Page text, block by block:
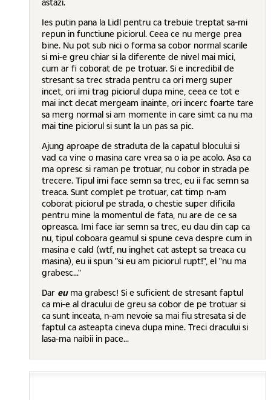
Ies putin pana la Lidl pentru ca trebuie treptat sa-mi
repun in functiune piciorul. Ceea ce nu merge prea
bine. Nu pot sub nici o forma sa cobor normal scarile
si mi-e greu chiar si la diferente de nivel mai mici,
cum ar fi coborat de pe trotuar. Si e incredibil de
stresant sa trec strada pentru ca ori merg super
incet, ori imi trag piciorul dupa mine, ceea ce tot e
mai inct decat mergeam inainte, ori incerc foarte tare
sa merg normal si am momente in care simt ca nu ma
mai tine piciorul si sunt la un pas sa pic.
Ajung aproape de straduta de la capatul blocului si
vad ca vine o masina care vrea sa o ia pe acolo. Asa ca
ma opresc si raman pe trotuar, nu cobor in strada pe
trecere. Tipul imi face semn sa trec, eu ii fac semn sa
treaca. Sunt complet pe trotuar, cat timp n-am
coborat piciorul pe strada, o chestie super dificila
pentru mine la momentul de fata, nu are de ce sa
opreasca. Imi face iar semn sa trec, eu dau din cap ca
nu, tipul coboara geamul si spune ceva despre cum in
masina e cald (wtf, nu inghet cat astept sa treaca cu
masina), eu ii spun "si eu am piciorul rupt!", el "nu ma
grabesc..."
Dar euma grabesc! Si e suficient de stresant faptul
ca mi-e al dracului de greu sa cobor de pe trotuar si
ca sunt inceata, n-am nevoie sa mai fiu stresata si de
faptul ca asteapta cineva dupa mine. Treci dracului si
lasa-ma naibii in pace...